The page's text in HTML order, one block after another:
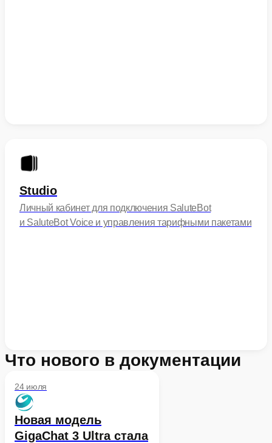
Studio
Личный кабинет для подключения SaluteBot
и SaluteBot Voice и управления тарифными пакетами
Что нового в документации
24 июля
Новая модель
GigaChat 3 Ultra стала